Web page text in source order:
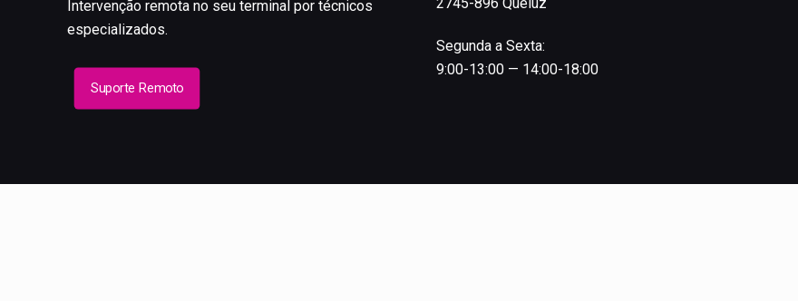
Intervenção remota no seu terminal por técnicos
especializados.
Suporte Remoto
Segunda a Sexta:
9:00-13:00 — 14:00-18:00